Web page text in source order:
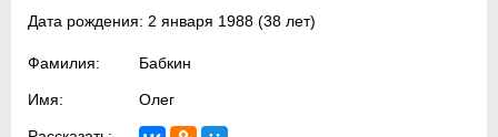
Дата рождения: 2 января 1988 (38 лет)
Фамилия: Бабкин
Имя: Олег